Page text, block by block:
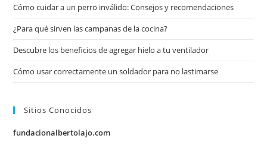
Cómo cuidar a un perro inválido: Consejos y recomendaciones
¿Para qué sirven las campanas de la cocina?
Descubre los beneficios de agregar hielo a tu ventilador
Cómo usar correctamente un soldador para no lastimarse
Sitios Conocidos
fundacionalbertolajo.com